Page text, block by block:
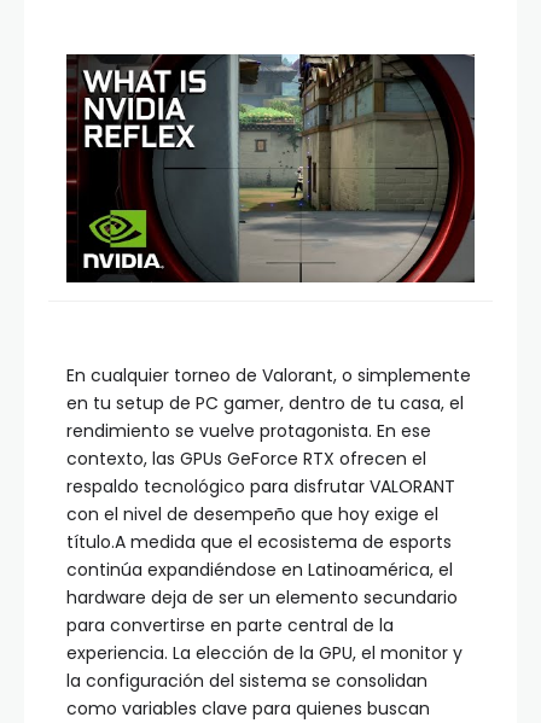
En cualquier torneo de Valorant, o simplemente
en tu setup de PC gamer, dentro de tu casa, el
rendimiento se vuelve protagonista. En ese
contexto, las GPUs GeForce RTX ofrecen el
respaldo tecnológico para disfrutar VALORANT
con el nivel de desempeño que hoy exige el
título.A medida que el ecosistema de esports
continúa expandiéndose en Latinoamérica, el
hardware deja de ser un elemento secundario
para convertirse en parte central de la
experiencia. La elección de la GPU, el monitor y
la configuración del sistema se consolidan
como variables clave para quienes buscan